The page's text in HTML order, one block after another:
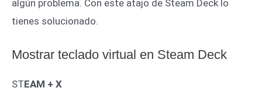
algún problema. Con este atajo de Steam Deck lo
tienes solucionado.
Mostrar teclado virtual en Steam Deck
STEAM + X